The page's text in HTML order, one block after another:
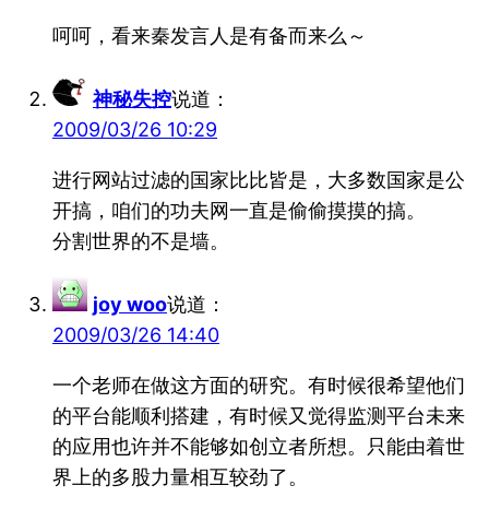
呵呵，看来秦发言人是有备而来么～
神秘失控说道：
2009/03/26 10:29
进行网站过滤的国家比比皆是，大多数国家是公
开搞，咱们的功夫网一直是偷偷摸摸的搞。
分割世界的不是墙。
joy woo说道：
2009/03/26 14:40
一个老师在做这方面的研究。有时候很希望他们
的平台能顺利搭建，有时候又觉得监测平台未来
的应用也许并不能够如创立者所想。只能由着世
界上的多股力量相互较劲了。